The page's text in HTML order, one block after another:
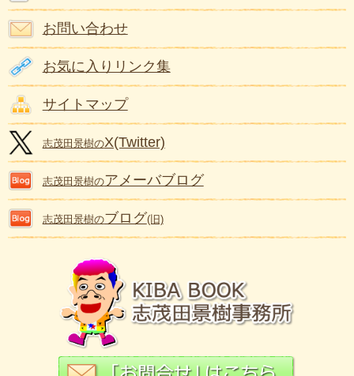
お問い合わせ
お気に入りリンク集
サイトマップ
志茂田景樹のX(Twitter)
志茂田景樹のアメーバブログ
志茂田景樹のブログ(旧)